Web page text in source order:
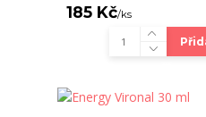
185 Kč/ks